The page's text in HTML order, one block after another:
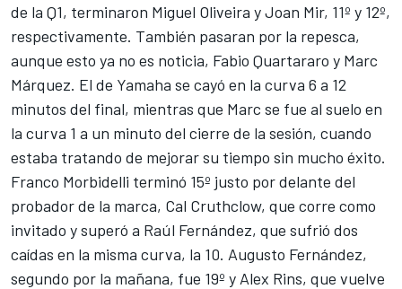
de la Q1, terminaron Miguel Oliveira yJoan Mir, 11º y 12º,
respectivamente. También pasaran por la repesca,
aunque esto ya no es noticia, Fabio Quartararo y Marc
Márquez. El de Yamaha se cayó en la curva 6 a 12
minutos del final, mientras que Marc se fue al suelo en
la curva 1 a un minuto del cierre de la sesión, cuando
estaba tratando de mejorar su tiempo sin mucho éxito.
Franco Morbidelli terminó 15º justo por delante del
probador de la marca, Cal Cruthclow, que corre como
invitado y superó a Raúl Fernández, que sufrió dos
caídas en la misma curva, la 10. Augusto Fernández,
segundo por la mañana, fue 19º y Alex Rins, que vuelve